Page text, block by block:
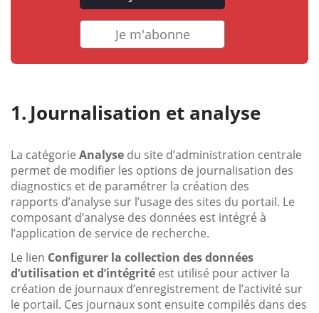
Je m'abonne
Journalisation et analyse
La catégorie Analyse du site d’administration centrale
permet de modifier les options de journalisation des
diagnostics et de paramétrer la création des
rapports d’analyse sur l’usage des sites du portail. Le
composant d’analyse des données est intégré à
l’application de service de recherche.
Le lien Configurer la collection des données
d’utilisation et d’intégrité est utilisé pour activer la
création de journaux d’enregistrement de l’activité sur
le portail. Ces journaux sont ensuite compilés dans des